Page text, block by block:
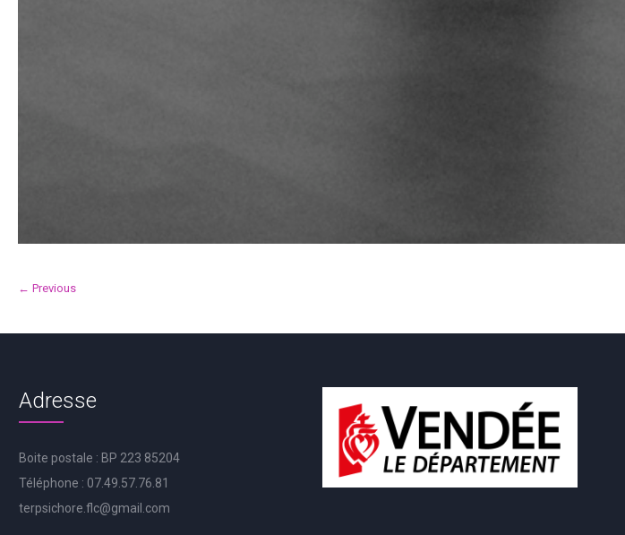
← Previous
Adresse
Boite postale : BP 223 85204
Téléphone : 07.49.57.76.81
terpsichore.flc@gmail.com